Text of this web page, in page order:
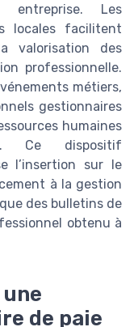
entreprise. Les
locales facilitent
valorisation des
professionnelle.
métiers,
gestionnaires
humaines
Ce dispositif
l’insertion sur le
à la gestion
des bulletins de
obtenu à
de paie